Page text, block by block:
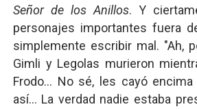
Señor de los Anillos. Y
personajes importantes fuera
simplemente escribir mal. "Ah,
Gimli y Legolas murieron
Frodo... No sé, les cayó
así... La verdad nadie estaba